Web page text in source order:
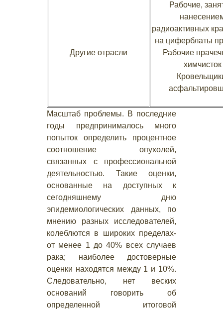
Другие отрасли
Рабочие,
радиоактивных
на циферблаты
Рабочие
химчисток
Масштаб проблемы. В последние
годы предпринималось много
попыток определить процентное
соотношение опухолей,
связанных с профессиональной
деятельностью. Такие оценки,
основанные на доступных к
сегодняшнему дню
эпидемиологических данных, по
мнению разных исследователей,
колеблются в широких пределах-
от менее 1 до 40% всех случаев
рака; наиболее достоверные
оценки находятся между 1 и 10%.
Следовательно, нет веских
оснований говорить об
определенной итоговой